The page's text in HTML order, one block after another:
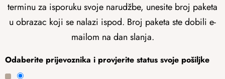
terminu za isporuku svoje narudžbe, unesite broj paketa
u obrazac koji se nalazi ispod. Broj paketa ste dobili e-
mailom na dan slanja.
Odaberite prijevoznika i provjerite status svoje pošiljke